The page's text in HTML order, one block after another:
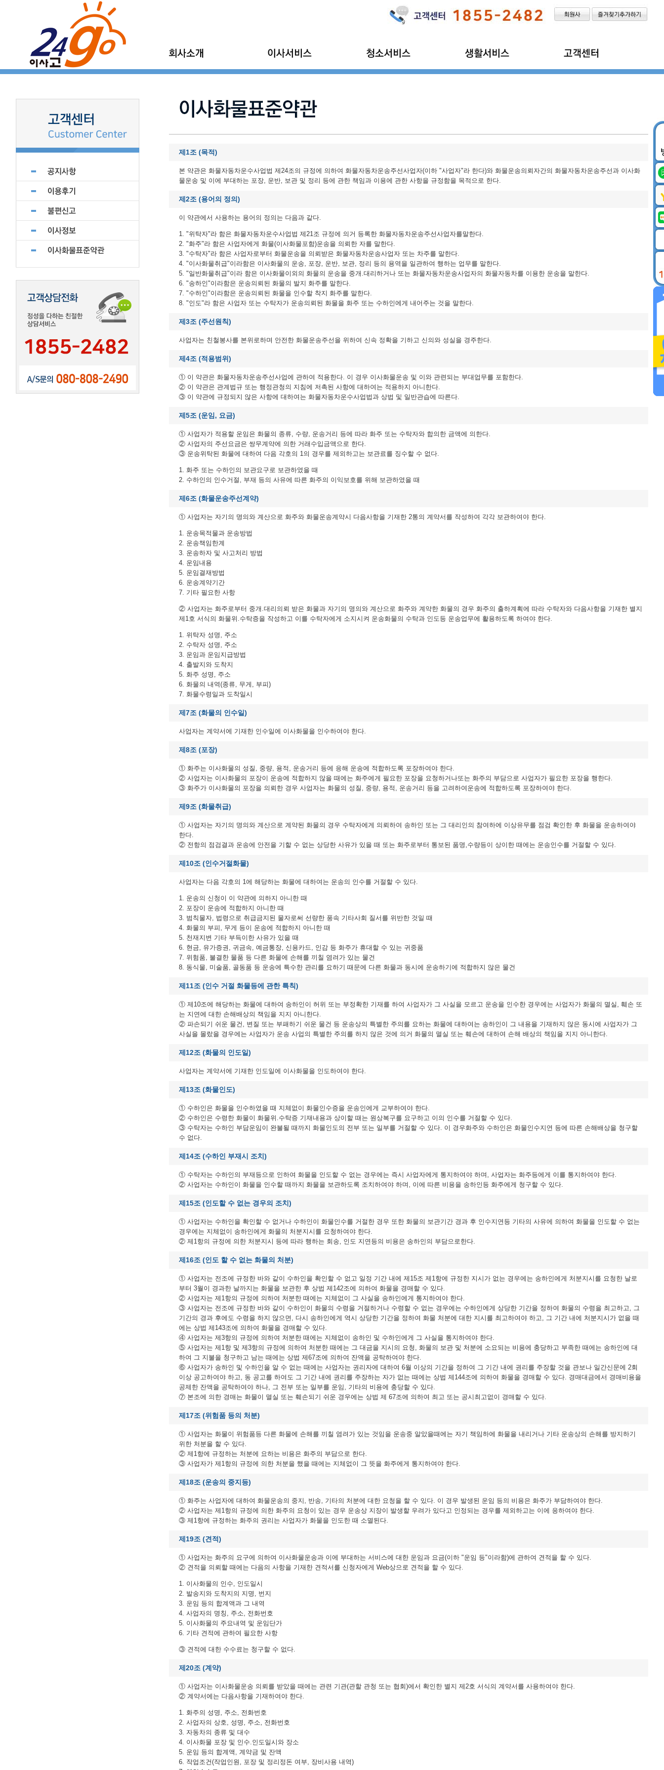
이사고 현장갤러리
지점모집
기업이사
소형이사
제1조 (목적)
본 약관은 화물자동차운수사업법 제24조의 규정에 의하여 화물자동차운송주선사업자(이하 "사업자"라 한다)와 화물운송의뢰자간의 화물자동차운송주선과 이사화
물운송 및 이에 부대하는 포장, 운반, 보관 및 정리 등에 관한 책임과 이용에 관한 사항을 규정함을 목적으로 한다.
제2조 (용어의 정의)
이 약관에서 사용하는 용어의 정의는 다음과 같다.
1. "위탁자"라 함은 화물자동차운수사업법 제21조 규정에 의거 등록한 화물자동차운송주선사업자를말한다.
2. "화주"라 함은 사업자에게 화물(이사화물포함)운송을 의뢰한 자를 말한다.
3. "수탁자"라 함은 사업자로부터 화물운송을 의뢰받은 화물자동차운송사업자 또는 차주를 말한다.
4. "이사화물취급"이라함은 이사화물의 운송, 포장, 운반, 보관, 정리 등의 용역을 일관하여 행하는 업무를 말한다.
5. "일반화물취급"이라 함은 이사화물이외의 화물의 운송을 중개.대리하거나 또는 화물자동차운송사업자의 화물자동차를 이용한 운송을 말한다.
6. "송하인"이라함은 운송의뢰된 화물의 발지 화주를 말한다.
7. "수하인"이라함은 운송의뢰된 화물을 인수할 착지 화주를 말한다.
8. "인도"라 함은 사업자 또는 수탁자가 운송의뢰된 화물을 화주 또는 수하인에게 내어주는 것을 말한다.
제3조 (주선원칙)
사업자는 친철봉사를 본위로하며 안전한 화물운송주선을 위하여 신속 정확을 기하고 신의와 성실을 경주한다.
제4조 (적용범위)
① 이 약관은 화물자동차운송주선사업에 관하여 적용한다. 이 경우 이사화물운송 및 이와 관련되는 부대업무를 포함한다.
② 이 약관은 관계법규 또는 행정관청의 지침에 저촉된 사항에 대하여는 적용하지 아니한다.
③ 이 약관에 규정되지 않은 사항에 대하여는 화물자동차운수사업법과 상법 및 일반관습에 따른다.
제5조 (운임, 요금)
① 사업자가 적용할 운임은 화물의 종류, 수량, 운송거리 등에 따라 화주 또는 수탁자와 합의한 금액에 의한다.
② 사업자의 주선요금은 쌍무계약에 의한 거래수입금액으로 한다.
③ 운송위탁된 화물에 대하여 다음 각호의 1의 경우를 제외하고는 보관료를 징수할 수 없다.
1. 화주 또는 수하인의 보관요구로 보관하였을 때
2. 수하인의 인수거절, 부재 등의 사유에 따른 화주의 이익보호를 위해 보관하였을 때
제6조 (화물운송주선계약)
① 사업자는 자기의 명의와 계산으로 화주와 화물운송계약시 다음사항을 기재한 2통의 계약서를 작성하여 각각 보관하여야 한다.
1. 운송목적물과 운송방법
2. 운송책임한계
3. 운송하자 및 사고처리 방법
4. 운임내용
5. 운임결재방법
6. 운송계약기간
7. 기타 필요한 사항
② 사업자는 화주로부터 중개.대리의뢰 받은 화물과 자기의 명의와 계산으로 화주와 계약한 화물의 경우 화주의 출하계획에 따라 수탁자와 다음사항을 기재한 별지
제1호 서식의 화물위.수탁증을 작성하고 이를 수탁자에게 소지시켜 운송화물의 수탁과 인도등 운송업무에 활용하도록 하여야 한다.
1. 위탁자 성명, 주소
2. 수탁자 성명, 주소
3. 운임과 운임지급방법
4. 출발지와 도착지
5. 화주 성명, 주소
6. 화물의 내역(종류, 무게, 부피)
7. 화물수령일과 도착일시
제7조 (화물의 인수일)
사업자는 계약서에 기재한 인수일에 이사화물을 인수하여야 한다.
제8조 (포장)
① 화주는 이사화물의 성질, 중량, 용적, 운송거리 등에 응해 운송에 적합하도록 포장하여야 한다.
② 사업자는 이사화물의 포장이 운송에 적합하지 않을 때에는 화주에게 필요한 포장을 요청하거나또는 화주의 부담으로 사업자가 필요한 포장을 행한다.
③ 화주가 이사화물의 포장을 의뢰한 경우 사업자는 화물의 성질, 중량, 용적, 운송거리 등을 고려하여운송에 적합하도록 포장하여야 한다.
제9조 (화물취급)
① 사업자는 자기의 명의와 계산으로 계약된 화물의 경우 수탁자에게 의뢰하여 송하인 또는 그 대리인의 참여하에 이상유무를 점검 확인한 후 화물을 운송하여야
한다.
② 전항의 점검결과 운송에 안전을 기할 수 없는 상당한 사유가 있을 때 또는 화주로부터 통보된 품명,수량등이 상이한 때에는 운송인수를 거절할 수 있다.
제10조 (인수거절화물)
사업자는 다음 각호의 1에 해당하는 화물에 대하여는 운송의 인수를 거절할 수 있다.
1. 운송의 신청이 이 약관에 의하지 아니한 때
2. 포장이 운송에 적합하지 아니한 때
3. 범칙물자, 법령으로 취급금지된 물자로써 선량한 풍속 기타사회 질서를 위반한 것일 때
4. 화물의 부피, 무게 등이 운송에 적합하지 아니한 때
5. 천재지변 기타 부득이한 사유가 있을 때
6. 현금, 유가증권, 귀금속, 예금통장, 신용카드, 인감 등 화주가 휴대할 수 있는 귀중품
7. 위험품, 불결한 물품 등 다른 화물에 손해를 끼칠 염려가 있는 물건
8. 동식물, 미술품, 골동품 등 운송에 특수한 관리를 요하기 때문에 다른 화물과 동시에 운송하기에 적합하지 않은 물건
제11조 (인수 거절 화물등에 관한 특칙)
① 제10조에 해당하는 화물에 대하여 송하인이 허위 또는 부정확한 기재를 하여 사업자가 그 사실을 모르고 운송을 인수한 경우에는 사업자가 화물의 멸실, 훼손 또
는 지연에 대한 손해배상의 책임을 지지 아니한다.
② 파손되기 쉬운 물건, 변질 또는 부패하기 쉬운 물건 등 운송상의 특별한 주의를 요하는 화물에 대하여는 송하인이 그 내용을 기재하지 않은 동시에 사업자가 그
사실을 몰랐을 경우에는 사업자가 운송 사업의 특별한 주의를 하지 않은 것에 의거 화물의 멸실 또는 훼손에 대하여 손해 배상의 책임을 지지 아니한다.
제12조 (화물의 인도일)
사업자는 계약서에 기재한 인도일에 이사화물을 인도하여야 한다.
제13조 (화물인도)
① 수하인은 화물을 인수하였을 때 지체없이 화물인수증을 운송인에게 교부하여야 한다.
② 수하인은 수령한 화물이 화물위.수탁증 기재내용과 상이할 때는 원상복구를 요구하고 이의 인수를 거절할 수 있다.
③ 수탁자는 수하인 부담운임이 완불될 때까지 화물인도의 전부 또는 일부를 거절할 수 있다. 이 경우화주와 수하인은 화물인수지연 등에 따른 손해배상을 청구할
수 없다.
제14조 (수하인 부재시 조치)
① 수탁자는 수하인의 부재등으로 인하여 화물을 인도할 수 없는 경우에는 즉시 사업자에게 통지하여야 하며, 사업자는 화주등에게 이를 통지하여야 한다.
② 사업자는 수하인이 화물을 인수할 때까지 화물을 보관하도록 조치하여야 하며, 이에 따른 비용을 송하인등 화주에게 청구할 수 있다.
제15조 (인도할 수 없는 경우의 조치)
① 사업자는 수하인을 확인할 수 없거나 수하인이 화물인수를 거절한 경우 또한 화물의 보관기간 경과 후 인수지연등 기타의 사유에 의하여 화물을 인도할 수 없는
경우에는 지체없이 송하인에게 화물의 처분지시를 요청하여야 한다.
② 제1항의 규정에 의한 처분지시 등에 따라 행하는 회송, 인도 지연등의 비용은 송하인의 부담으로한다.
제16조 (인도 할 수 없는 화물의 처분)
① 사업자는 전조에 규정한 바와 같이 수하인을 확인할 수 없고 일정 기간 내에 제15조 제1항에 규정한 지시가 없는 경우에는 송하인에게 처분지시를 요청한 날로
부터 3월이 경과한 날까지는 화물을 보관한 후 상법 제142조에 의하여 화물을 경매할 수 있다.
② 사업자는 제1항의 규정에 의하여 처분한 때에는 지체없이 그 사실을 송하인에게 통지하여야 한다.
③ 사업자는 전조에 규정한 바와 같이 수하인이 화물의 수령을 거절하거나 수령할 수 없는 경우에는 수하인에게 상당한 기간을 정하여 화물의 수령을 최고하고, 그
기간의 경과 후에도 수령을 하지 않으면, 다시 송하인에게 역시 상당한 기간을 정하여 화물 처분에 대한 지시를 최고하여야 하고, 그 기간 내에 처분지시가 없을 때
에는 상법 제143조에 의하여 화물을 경매할 수 있다.
④ 사업자는 제3항의 규정에 의하여 처분한 때에는 지체없이 송하인 및 수하인에게 그 사실을 통지하여야 한다.
⑤ 사업자는 제1항 및 제3항의 규정에 의하여 처분한 때에는 그 대금을 지시의 요청, 화물의 보관 및 처분에 소요되는 비용에 충당하고 부족한 때에는 송하인에 대
하여 그 지불을 청구하고 남는 때에는 상법 제67조에 의하여 잔액을 공탁하여야 한다.
⑥ 사업자가 송하인 및 수하인을 알 수 없는 때에는 사업자는 권리자에 대하여 6월 이상의 기간을 정하여 그 기간 내에 권리를 주장할 것을 관보나 일간신문에 2회
이상 공고하여야 하고, 동 공고를 하여도 그 기간 내에 권리를 주장하는 자가 없는 때에는 상법 제144조에 의하여 화물을 경매할 수 있다. 경매대금에서 경매비용을
공제한 잔액을 공탁하여야 하나, 그 전부 또는 일부를 운임, 기타의 비용에 충당할 수 있다.
⑦ 본조에 의한 경매는 화물이 멸실 또는 훼손되기 쉬운 경우에는 상법 제 67조에 의하여 최고 또는 공시최고없이 경매할 수 있다.
제17조 (위험품 등의 처분)
① 사업자는 화물이 위험품등 다른 화물에 손해를 끼칠 염려가 있는 것임을 운송중 알았을때에는 자기 책임하에 화물을 내리거나 기타 운송상의 손해를 방지하기
위한 처분을 할 수 있다.
② 제1항에 규정하는 처분에 요하는 비용은 화주의 부담으로 한다.
③ 사업자가 제1항의 규정에 의한 처분을 했을 때에는 지체없이 그 뜻을 화주에게 통지하여야 한다.
제18조 (운송의 중지등)
① 화주는 사업자에 대하여 화물운송의 중지, 반송, 기타의 처분에 대한 요청을 할 수 있다. 이 경우 발생된 운임 등의 비용은 화주가 부담하여야 한다.
② 사업자는 제1항의 규정에 의한 화주의 요청이 있는 경우 운송상 지장이 발생할 우려가 있다고 인정되는 경우를 제외하고는 이에 응하여야 한다.
③ 제1항에 규정하는 화주의 권리는 사업자가 화물을 인도한 때 소멸된다.
제19조 (견적)
① 사업자는 화주의 요구에 의하여 이사화물운송과 이에 부대하는 서비스에 대한 운임과 요금(이하 "운임 등"이라함)에 관하여 견적을 할 수 있다.
② 견적을 의뢰할 때에는 다음의 사항을 기재한 견적서를 신청자에게 Web상으로 견적을 할 수 있다.
1. 이사화물의 인수, 인도일시
2. 발송지와 도착지의 지명, 번지
3. 운임 등의 합계액과 그 내역
4. 사업자의 명칭, 주소, 전화번호
5. 이사화물의 주요내역 및 운임단가
6. 기타 견적에 관하여 필요한 사항
③ 견적에 대한 수수료는 청구할 수 없다.
제20조 (계약)
① 사업자는 이사화물운송 의뢰를 받았을 때에는 관련 기관(관할 관청 또는 협회)에서 확인한 별지 제2호 서식의 계약서를 사용하여야 한다.
② 계약서에는 다음사항을 기재하여야 한다.
1. 화주의 성명, 주소, 전화번호
2. 사업자의 상호, 성명, 주소, 전화번호
3. 자동차의 종류 및 대수
4. 이사화물 포장 및 인수.인도일시와 장소
5. 운임 등의 합계액, 계약금 및 잔액
6. 작업조건(작업인원, 포장 및 정리정돈 여부, 장비사용 내역)